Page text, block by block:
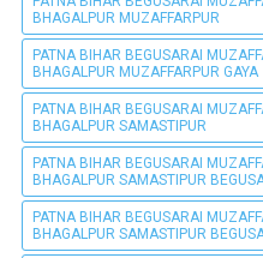
BHAGALPUR MUZAFFARPUR
PATNA BIHAR BEGUSARAI
BHAGALPUR MUZAFFARPUR GAYA
PATNA BIHAR BEGUSARAI
BHAGALPUR SAMASTIPUR
PATNA BIHAR BEGUSARAI
BHAGALPUR SAMASTIPUR
PATNA BIHAR BEGUSARAI
BHAGALPUR SAMASTIPUR